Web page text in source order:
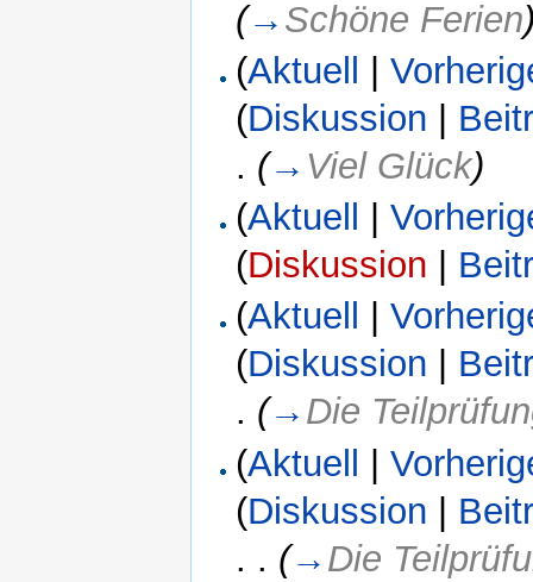
(→ Schöne Ferien
(Aktuell |
(Diskussion
. (→ Viel Glück)
(Aktuell |
(Diskussion
(Aktuell |
(Diskussion
. (→ Die
(Aktuell |
(Diskussion |
. . (→ Die